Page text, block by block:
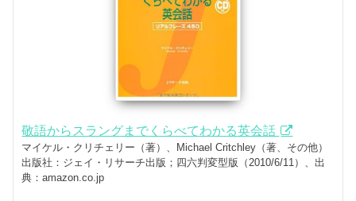
敬語からスラングまでくらべてわかる英会話
マイケル・クリチェリー（著）、Michael Critchley（著、その他）
出版社：ジェイ・リサーチ出版；四六判変型版（2010/6/11）、出
典：amazon.co.jp